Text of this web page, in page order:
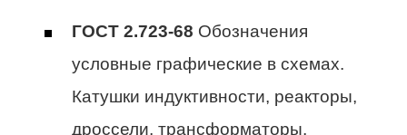
ГОСТ 2.723-68 Обозначения
условные графические в схемах.
Катушки индуктивности, реакторы,
дроссели, трансформаторы,